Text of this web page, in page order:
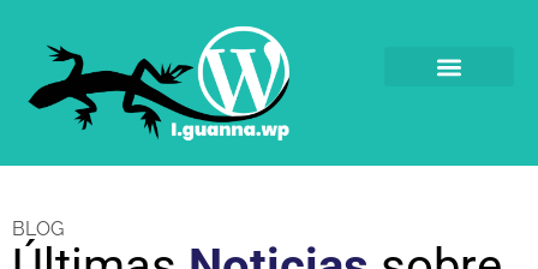
BLOG